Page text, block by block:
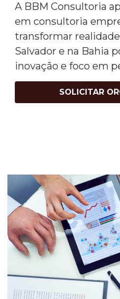
A BBM Consultoria
em consultoria
transformar
Salvador e na Bahia
inovação e foco em
SOLICITAR